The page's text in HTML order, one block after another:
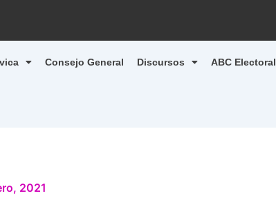
Consejo General Discursos ABC Electoral
2021